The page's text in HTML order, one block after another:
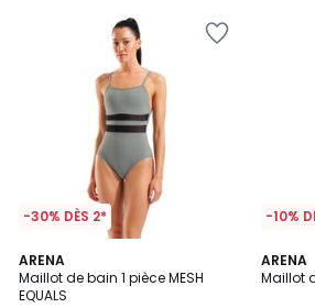
-30% DÈS 2*
ARENA
Maillot de bain 1 pièce MESH
EQUALS
1
/
5
-10%
ARENA
Maillot
5
/